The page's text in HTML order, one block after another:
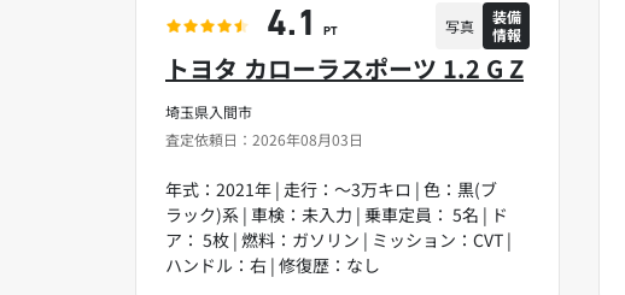
埼玉県入間市
査定依頼日：2026年08月03日
トヨタ カローラスポーツ 1.2 G Z
年式：2021年 | 走行：～3万キロ | 色：黒(ブ
ラック)系 | 車検：未入力 | 乗車定員： 5名 | ド
ア： 5枚 | 燃料：ガソリン | ミッション：CVT |
ハンドル：右 | 修復歴：なし
4.1 PT 写真
装備
情報